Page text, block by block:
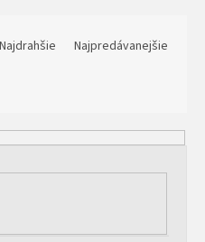
oceľové nosníky vám
Najdrahšie
Najpredávanejšie